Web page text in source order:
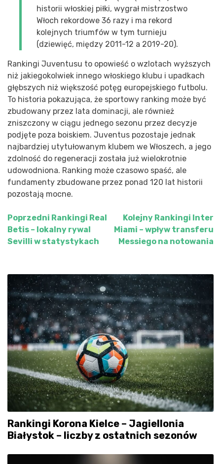
historii włoskiej piłki, wygrał mistrzostwo
Włoch rekordowe 36 razy i ma rekord
kolejnych triumfów w tym turnieju
(dziewięć, między 2011-12 a 2019-20).
Rankingi Juventusu to opowieść o wzlotach wyższych
niż jakiegokolwiek innego włoskiego klubu i upadkach
głębszych niż większość potęg europejskiego futbolu.
To historia pokazująca, że sportowy ranking może być
zbudowany przez lata dominacji, ale również
zniszczony w ciągu jednego sezonu przez decyzje
podjęte poza boiskiem. Juventus pozostaje jednak
najbardziej utytułowanym klubem we Włoszech, a jego
zdolność do regeneracji została już wielokrotnie
udowodniona. Ranking może czasowo spaść, ale
fundamenty zbudowane przez ponad 120 lat historii
pozostają mocne.
Nawigacja
wpisu
Poprzedni Rankingi Real
Betis – lokalny rywal
Sevilli w statystykach
Kolejny Rankingi Inter
Miami – wpływ transferu
Messiego na notowania
Rankingi Korona Kielce – Jagiellonia
Białystok – liczby z ostatnich sezonów